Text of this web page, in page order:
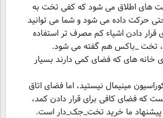
های اطلاق می شود که کفی تخت به
حرکت داده می شود و شما می توانید
قرار دادن اشیاء کم مصرف تر استفاده
تخت _باکس هم گفته می شود.
خانه های که فضای کمی دارند بسیار
مینیمال نیستید، اما فضای اتاق
که فضای کافی برای قرار دادن کمد،